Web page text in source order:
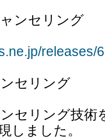
ンセリング
releases/
セリング
セリング技術
しました。